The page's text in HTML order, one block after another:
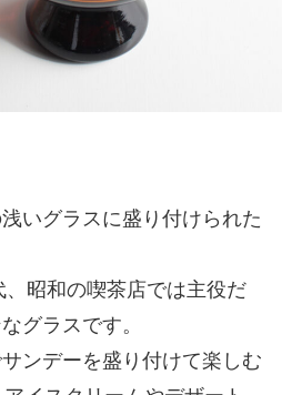
いグラスに盛り付けられた
、昭和の喫茶店では主役だ
グラスです。
ンデーを盛り付けて楽しむ